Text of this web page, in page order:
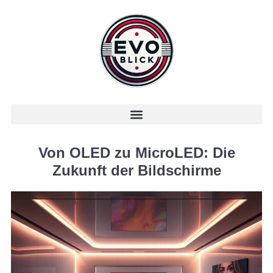
Von OLED zu MicroLED: Die
Zukunft der Bildschirme